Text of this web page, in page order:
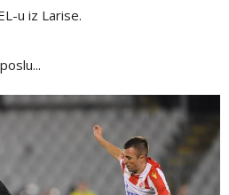
u iz Larise.